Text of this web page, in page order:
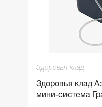
Здоровья клад
Здоровья клад
мини-система